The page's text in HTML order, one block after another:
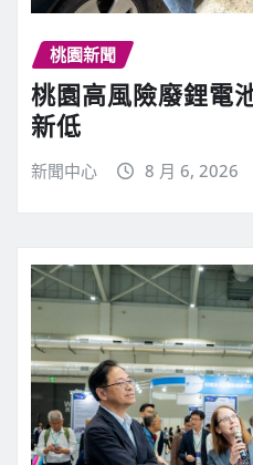
桃園新聞
桃園高風險廢鋰電
新低
新聞中心 8 月 6, 2026